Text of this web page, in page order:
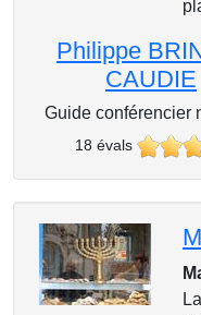
Philippe
CAUDIE
Guide conférencier
18 évals